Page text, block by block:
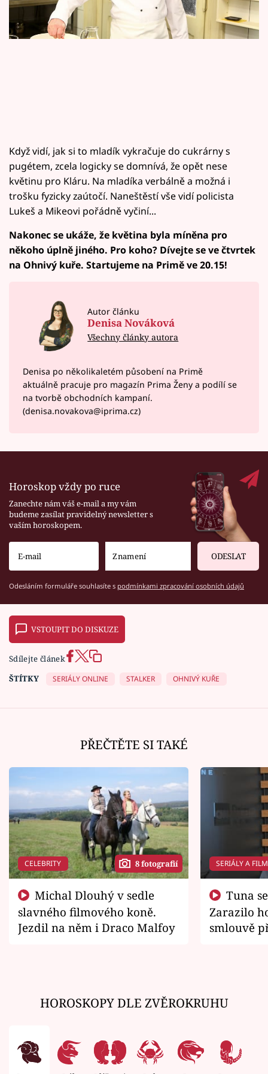
Sledujte prima+
Přihlášení
Sledujte nás
Když vidí, jak si to mladík vykračuje do cukrárny s
pugétem, zcela logicky se domnívá, že opět nese
květinu pro Kláru. Na mladíka verbálně a možná i
trošku fyzicky zaútočí. Naneštěstí vše vidí policista
Lukeš a Mikeovi pořádně vyčiní...
Nakonec se ukáže, že květina byla míněna pro
někoho úplně jiného. Pro koho? Dívejte se ve čtvrtek
na Ohnivý kuře. Startujeme na Primě ve 20.15!
Autor článku
Denisa Nováková
Všechny články autora
Denisa po několikaletém působení na Primě
aktuálně pracuje pro magazín Prima Ženy a podílí se
na tvorbě obchodních kampaní.
(denisa.novakova@iprima.cz)
Horoskop vždy po ruce
Zanechte nám váš e-mail a my vám
budeme zasílat pravidelný newsletter s
vaším horoskopem.
ODESLAT
Odesláním formuláře souhlasíte s podmínkami zpracování osobních údajů
VSTOUPIT DO DISKUZE
Sdílejte článek
ŠTÍTKY
SERIÁLY ONLINE STALKER OHNIVÝ KUŘE
PŘEČTĚTE SI TAKÉ
CELEBRITY 8 fotografií
slavného filmového koně.
Jezdil na něm i Draco Malfoy
SERIÁLY A
Zarazilo
smlouvě
HOROSKOPY DLE ZVĚROKRUHU